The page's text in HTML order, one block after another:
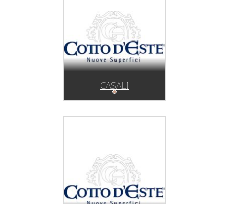
CASALI